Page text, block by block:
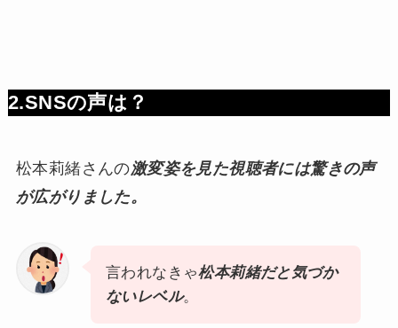
2.SNSの声は？
松本莉緒さんの激変姿を見た視聴者には驚きの声
が広がりました。
言われなきゃ松本莉緒だと気づか
ないレベル。